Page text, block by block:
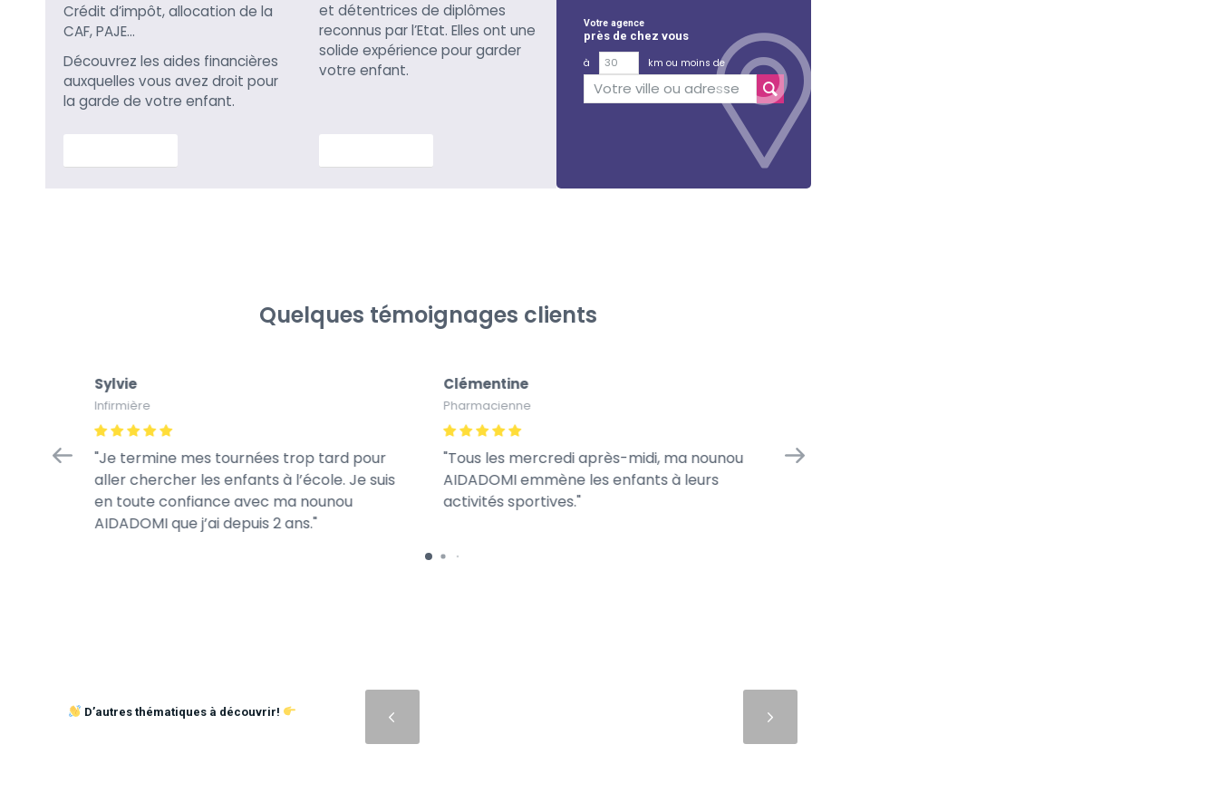
Crédit d’impôt, allocation de la
CAF, PAJE…
Découvrez les aides financières
auxquelles vous avez droit pour
la garde de votre enfant.
et détentrices de diplômes
reconnus par l’Etat. Elles ont une
solide expérience pour garder
votre enfant.
Votre agence
près de chez vous
à
km ou moins de
Quelques témoignages clients
Sylvie
Infirmière
Je termine mes tournées trop tard pour
aller chercher les enfants à l’école. Je suis
en toute confiance avec ma nounou
AIDADOMI que j’ai depuis 2 ans.
Clémentine
Pharmacienne
Tous les mercredi après-midi, ma nounou
AIDADOMI emmène les enfants à leurs
activités sportives.
En garde alternée, Sandrine, ma garde
D’autres thématiques à découvrir!
Précédent